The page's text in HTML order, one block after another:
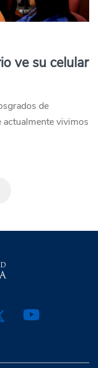
ve su celular
de
actualmente vivimos